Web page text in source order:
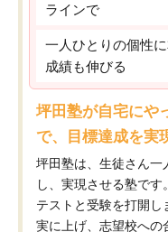
ラインで
一人ひとりの個性
成績も伸びる
坪田塾が自宅にや
で、目標達成を実
坪田塾は、生徒さん一
し、実現させる塾で
テストと受験を打開
実に上げ、志望校への